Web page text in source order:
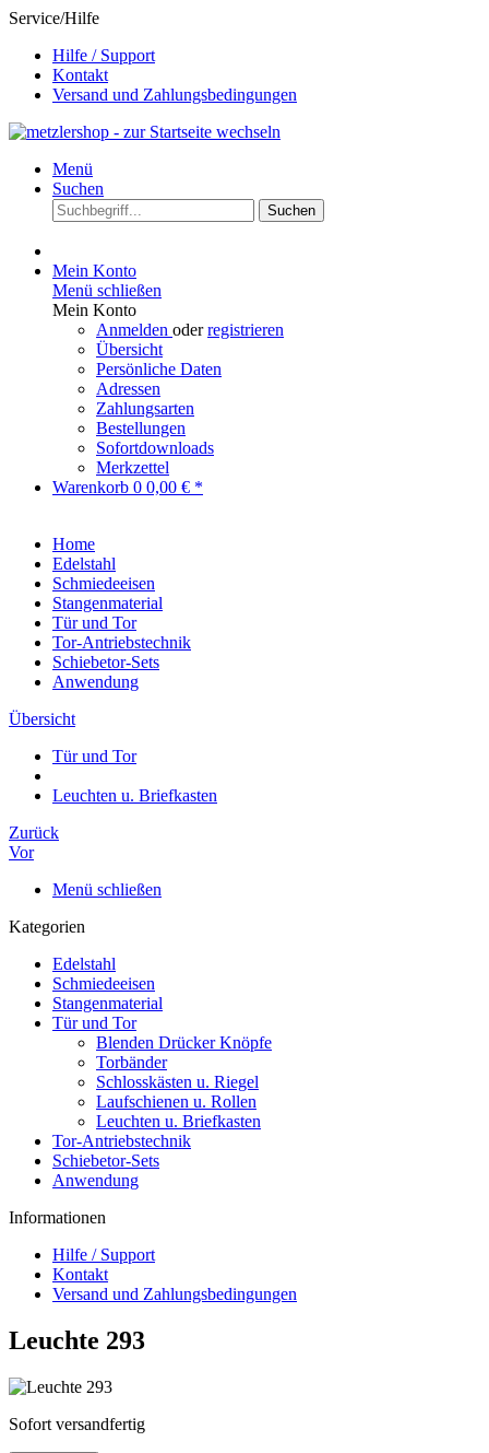
Service/Hilfe
Hilfe / Support
Kontakt
Versand und Zahlungsbedingungen
Menü
Suchen
Suchen
Mein Konto
Menü schließen
Mein Konto
Anmelden oderregistrieren
Übersicht
Persönliche Daten
Adressen
Zahlungsarten
Bestellungen
Sofortdownloads
Merkzettel
Warenkorb 0 0,00 € *
Home
Edelstahl
Schmiedeeisen
Stangenmaterial
Tür und Tor
Tor-Antriebstechnik
Schiebetor-Sets
Anwendung
Übersicht
Tür und Tor
Leuchten u. Briefkasten
Zurück
Vor
Menü schließen
Kategorien
Edelstahl
Schmiedeeisen
Stangenmaterial
Tür und Tor
Blenden Drücker Knöpfe
Torbänder
Schlosskästen u. Riegel
Laufschienen u. Rollen
Leuchten u. Briefkasten
Tor-Antriebstechnik
Schiebetor-Sets
Anwendung
Informationen
Hilfe / Support
Kontakt
Versand und Zahlungsbedingungen
Leuchte 293
Sofort versandfertig